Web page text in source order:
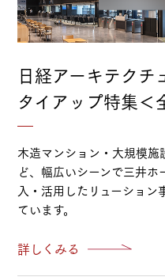
日経アーキテクチ
タイアップ特集＜
木造マンション・大規模
ど、幅広いシーンで三井
入・活用したリューショ
ています。
詳しくみる